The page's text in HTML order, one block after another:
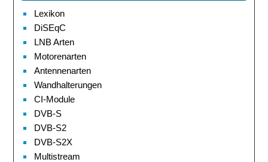
Lexikon
DiSEqC
LNB Arten
Motorenarten
Antennenarten
Wandhalterungen
CI-Module
DVB-S
DVB-S2
DVB-S2X
Multistream